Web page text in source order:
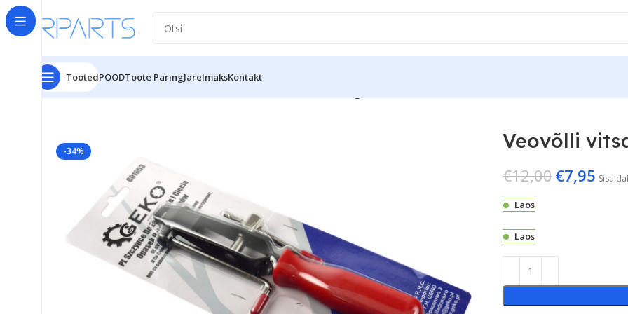
TootedPOODToote PäringJärelmaksKontakt
Esileht Tööriistad
-34% Veovõlli
€12,00€7,95
Laos
Laos